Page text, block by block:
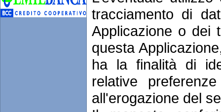
tracciamento di
Applicazione o dei
questa
ha la finalità di
relative
all'erogazione del